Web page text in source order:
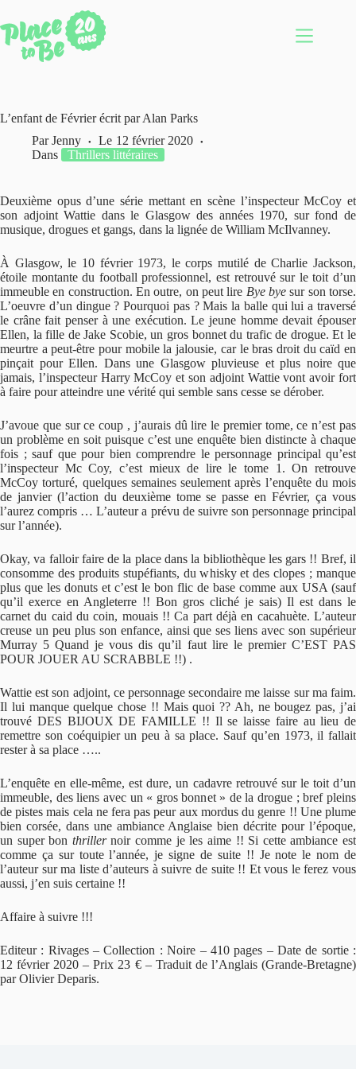
au
contenu
L’enfant de Février écrit par Alan Parks
Par Jenny Le 12 février 2020
Dans
Thrillers littéraires
Deuxième opus d’une série mettant en scène l’inspecteur McCoy et
son adjoint Wattie dans le Glasgow des années 1970, sur fond de
musique, drogues et gangs, dans la lignée de William McIlvanney.
À Glasgow, le 10 février 1973, le corps mutilé de Charlie Jackson,
étoile montante du football professionnel, est retrouvé sur le toit d’un
immeuble en construction. En outre, on peut lire Bye bye sur son torse.
L’oeuvre d’un dingue ? Pourquoi pas ? Mais la balle qui lui a traversé
le crâne fait penser à une exécution. Le jeune homme devait épouser
Ellen, la fille de Jake Scobie, un gros bonnet du trafic de drogue. Et le
meurtre a peut-être pour mobile la jalousie, car le bras droit du caïd en
pinçait pour Ellen. Dans une Glasgow pluvieuse et plus noire que
jamais, l’inspecteur Harry McCoy et son adjoint Wattie vont avoir fort
à faire pour atteindre une vérité qui semble sans cesse se dérober.
J’avoue que sur ce coup , j’aurais dû lire le premier tome, ce n’est pas
un problème en soit puisque c’est une enquête bien distincte à chaque
fois ; sauf que pour bien comprendre le personnage principal qu’est
l’inspecteur Mc Coy, c’est mieux de lire le tome 1. On retrouve
McCoy torturé, quelques semaines seulement après l’enquête du mois
de janvier (l’action du deuxième tome se passe en Février, ça vous
l’aurez compris … L’auteur a prévu de suivre son personnage principal
sur l’année).
Okay, va falloir faire de la place dans la bibliothèque les gars !! Bref, il
consomme des produits stupéfiants, du whisky et des clopes ; manque
plus que les donuts et c’est le bon flic de base comme aux USA (sauf
qu’il exerce en Angleterre !! Bon gros cliché je sais) Il est dans le
carnet du caid du coin, mouais !! Ca part déjà en cacahuète. L’auteur
creuse un peu plus son enfance, ainsi que ses liens avec son supérieur
Murray 5 Quand je vous dis qu’il faut lire le premier C’EST PAS
POUR JOUER AU SCRABBLE !!) .
Wattie est son adjoint, ce personnage secondaire me laisse sur ma faim.
Il lui manque quelque chose !! Mais quoi ?? Ah, ne bougez pas, j’ai
trouvé DES BIJOUX DE FAMILLE !! Il se laisse faire au lieu de
remettre son coéquipier un peu à sa place. Sauf qu’en 1973, il fallait
rester à sa place …..
L’enquête en elle-même, est dure, un cadavre retrouvé sur le toit d’un
immeuble, des liens avec un « gros bonnet » de la drogue ; bref pleins
de pistes mais cela ne fera pas peur aux mordus du genre !! Une plume
bien corsée, dans une ambiance Anglaise bien décrite pour l’époque,
un super bon thrillernoir comme je les aime !! Si cette ambiance est
comme ça sur toute l’année, je signe de suite !! Je note le nom de
l’auteur sur ma liste d’auteurs à suivre de suite !! Et vous le ferez vous
aussi, j’en suis certaine !!
Affaire à suivre !!!
Editeur : Rivages – Collection : Noire – 410 pages – Date de sortie :
12 février 2020 – Prix 23 € – Traduit de l’Anglais (Grande-Bretagne)
par Olivier Deparis.